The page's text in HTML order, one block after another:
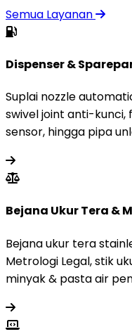
Semua Layanan
Dispenser &
Suplai nozzle
swivel joint anti-
sensor, hingga pipa
Bejana Ukur Tera &
Bejana ukur tera
Metrologi Legal, stik
minyak & pasta air